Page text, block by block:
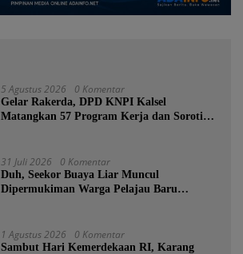
5 Agustus 2026 0 Komentar
Gelar Rakerda, DPD KNPI Kalsel
Matangkan 57 Program Kerja dan Soroti
31 Juli 2026 0 Komentar
Duh, Seekor Buaya Liar Muncul
Dipermukiman Warga Pelajau Baru
1 Agustus 2026 0 Komentar
Sambut Hari Kemerdekaan RI, Karang